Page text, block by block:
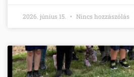
2026. június 15. Nincs hozzászólás